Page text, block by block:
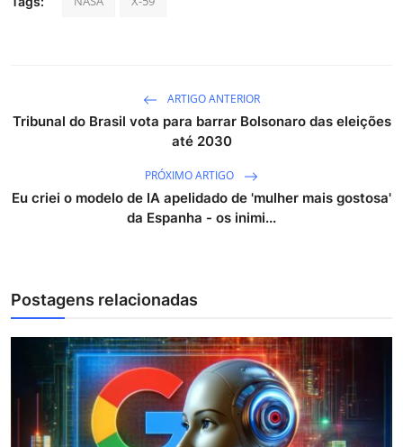
ARTIGO ANTERIOR
Tribunal do Brasil vota para barrar Bolsonaro das eleições
até 2030
PRÓXIMO ARTIGO
Eu criei o modelo de IA apelidado de 'mulher mais gostosa'
da Espanha - os inimi...
Postagens relacionadas